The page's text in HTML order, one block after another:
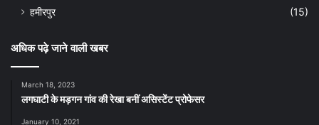
हमीरपुर
(15)
अधिक पढ़े जाने वाली खबर
March 18, 2023
लगघाटी के मड़गन गांव की रेखा बनीं असिस्टेंट प्रोफेसर
January 10, 2021